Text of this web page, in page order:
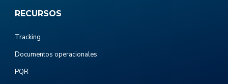
RECURSOS
Tracking
Documentos operacionales
PQR